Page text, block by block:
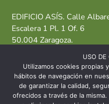
EDIFICIO ASÍS. Calle
Escalera 1 Pl. 1 Of. 6
50.004 Zaragoza.
T: 976 484 949 M: 635
Sede Zaragoza·Sede
USO DE
Utilizamos cookies propias
hábitos de navegación en
de garantizar la calidad,
ofrecidos a través de la